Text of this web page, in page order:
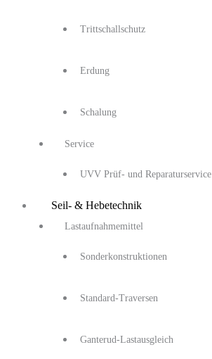
Trittschallschutz
Erdung
Schalung
Service
UVV Prüf- und Reparaturservice
Seil- & Hebetechnik
Lastaufnahmemittel
Sonderkonstruktionen
Standard-Traversen
Ganterud-Lastausgleich